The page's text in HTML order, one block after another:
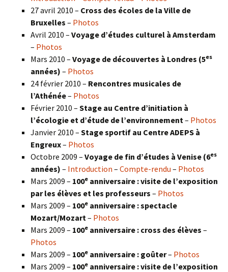
27 avril 2010 – Cross des écoles de la Ville de
Bruxelles – Photos
Avril 2010 – Voyage d’études culturel à Amsterdam
– Photos
Mars 2010 – Voyage de découvertes à Londres (5es
années) – Photos
24 février 2010 – Rencontres musicales de
l’Athénée– Photos
Février 2010 – Stage au Centre d’initiation à
l’écologie et d’étude de l’environnement – Photos
Janvier 2010 – Stage sportif au Centre ADEPS à
Engreux– Photos
Octobre 2009 – Voyage de fin d’études à Venise (6es
années) – Introduction – Compte-rendu – Photos
Mars 2009 – 100e anniversaire : visite de l’exposition
par les élèves et les professeurs – Photos
Mars 2009 – 100e anniversaire : spectacle
Mozart/Mozart – Photos
Mars 2009 – 100e anniversaire : cross des élèves –
Photos
Mars 2009 – 100e anniversaire : goûter– Photos
Mars 2009 – 100e anniversaire : visite de l’exposition